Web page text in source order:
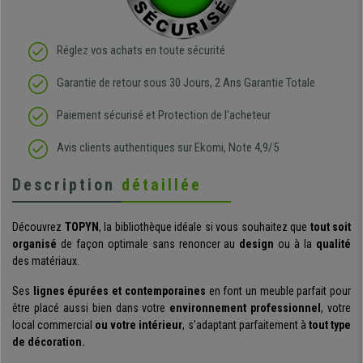
Réglez vos achats en toute sécurité
Garantie de retour sous 30 Jours, 2 Ans Garantie Totale
Paiement sécurisé et Protection de l'acheteur
Avis clients authentiques sur Ekomi, Note 4,9/5
Description détaillée
Découvrez TOPYN, la bibliothèque idéale si vous souhaitez que tout soit
organisé de façon optimale sans renoncer au design ou à la qualité
des matériaux.
Ses lignes épurées et contemporaines en font un meuble parfait pour
être placé aussi bien dans votre environnement professionnel, votre
local commercial ou votre intérieur, s'adaptant parfaitement à tout type
de décoration.